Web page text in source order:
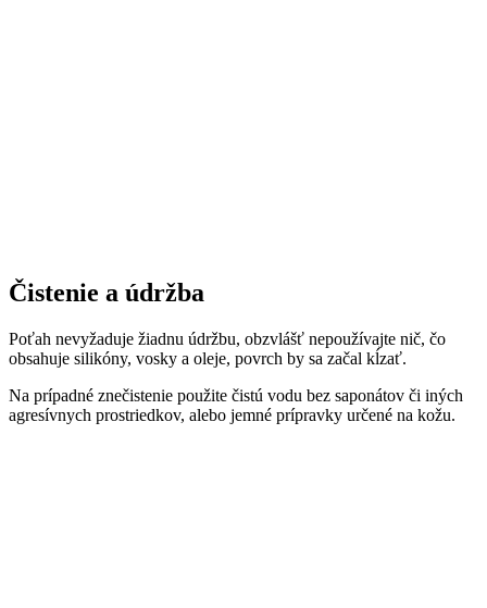
Čistenie a údržba
Poťah nevyžaduje žiadnu údržbu, obzvlášť nepoužívajte nič, čo
obsahuje silikóny, vosky a oleje, povrch by sa začal kĺzať.
Na prípadné znečistenie použite čistú vodu bez saponátov či iných
agresívnych prostriedkov, alebo jemné prípravky určené na kožu.